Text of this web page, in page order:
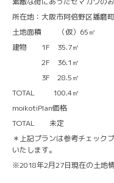
所在地：大阪市阿倍野区播磨
土地面積 （仮）65㎡
建物 1F 35.7㎡
2F 36.1㎡
3F 28.5㎡
TOTAL 100.4㎡
moikotiPlan価格
TOTAL 未定
＊上記プランは参考チェック
いたします。
※2018年2月27日現在の土地